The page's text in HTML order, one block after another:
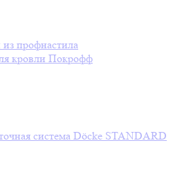
профнастила
кровли Покрофф
система Döcke STANDARD